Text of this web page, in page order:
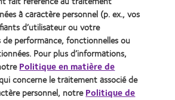
à caractère personnel (p. ex., vos
d’utilisateur ou votre
de performance, fonctionnelles ou
Pour plus d’informations,
Politique en matière de
concerne le traitement associé de
personnel, notrePolitique de